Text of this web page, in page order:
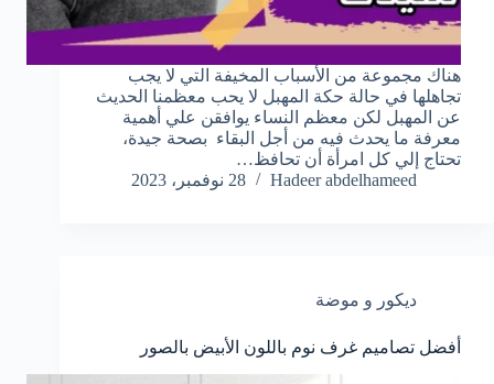
هناك مجموعة من الأسباب المخيفة التي لا يجب
تجاهلها في حالة حكة المهبل لا يحب معظمنا الحديث
عن المهبل لكن معظم النساء يوافقن علي أهمية
معرفة ما يحدث فيه من أجل البقاء بصحة جيدة،
تحتاج إلي كل امرأة أن تحافظ…
Hadeer abdelhameed
28 نوفمبر، 2023
ديكور و موضة
أفضل تصاميم غرف نوم باللون الأبيض بالصور